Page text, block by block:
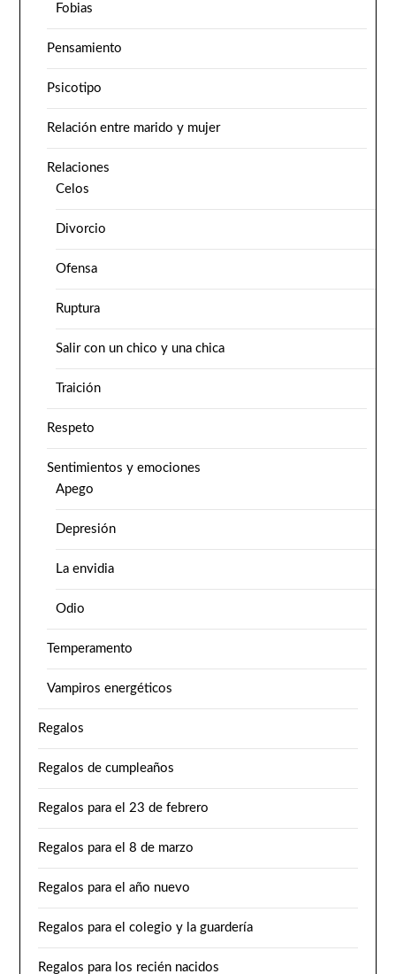
Fobias
Pensamiento
Psicotipo
Relación entre marido y mujer
Relaciones
Celos
Divorcio
Ofensa
Ruptura
Salir con un chico y una chica
Traición
Respeto
Sentimientos y emociones
Apego
Depresión
La envidia
Odio
Temperamento
Vampiros energéticos
Regalos
Regalos de cumpleaños
Regalos para el 23 de febrero
Regalos para el 8 de marzo
Regalos para el año nuevo
Regalos para el colegio y la guardería
Regalos para los recién nacidos